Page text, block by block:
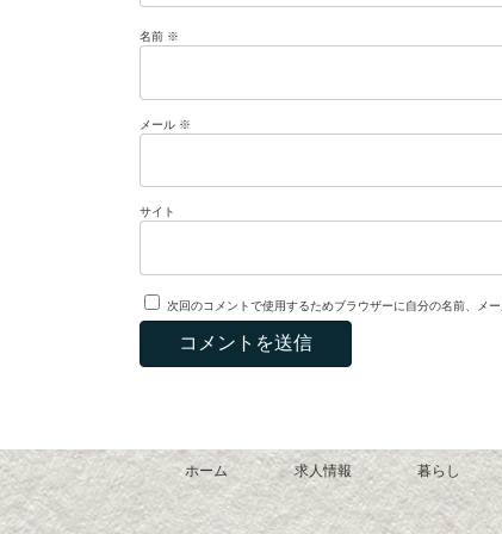
名前 ※
メール ※
サイト
次回のコメントで使用するためブラウザーに自分の名前、メ
ホーム 求人情報 暮らし